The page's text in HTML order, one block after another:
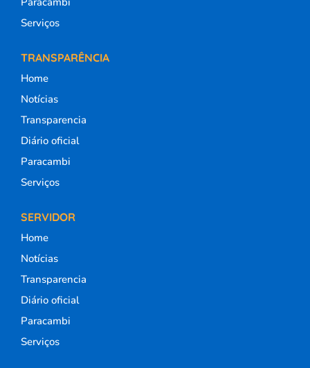
Serviços
TRANSPARÊNCIA
Home
Notícias
Transparencia
Diário oficial
Paracambi
Serviços
SERVIDOR
Home
Notícias
Transparencia
Diário oficial
Paracambi
Serviços